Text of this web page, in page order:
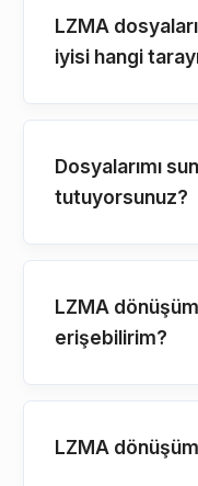
LZMA
iyisi hangi
Dosyalarımı
tutuyorsunuz?
LZMA
erişebilirim?
LZMA